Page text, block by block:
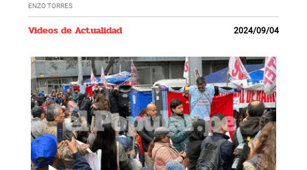
ENZO TORRES
Videos de Actualidad 2024/09/04